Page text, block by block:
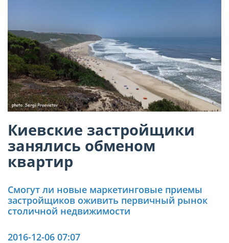
Киевские застройщики
занялись обменом
квартир
Смогут ли новые маркетинговые приемы
застройщиков оживить первичный рынок
столичной недвижимости
2016-12-06 07:07